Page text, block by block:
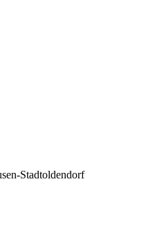
Stadtoldendorf